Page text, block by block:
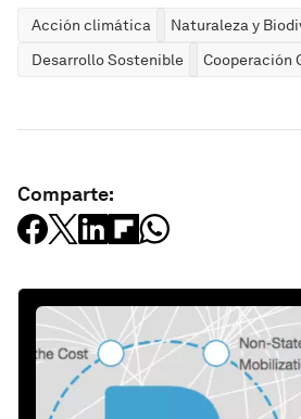
Acción climática
Naturaleza y
Desarrollo Sostenible
Cooperación
Comparte: